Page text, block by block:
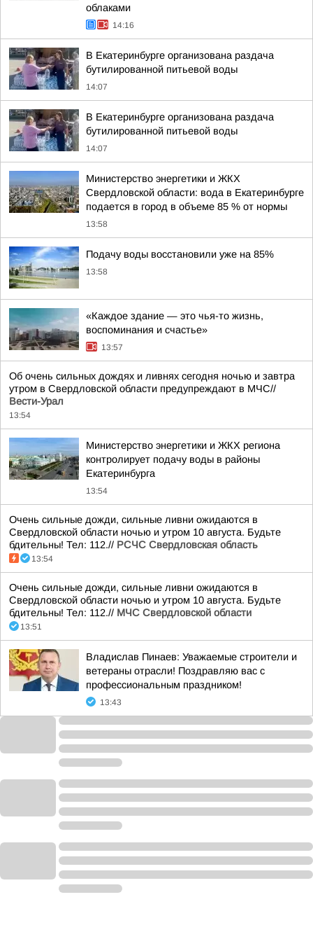
облаками
14:16
В Екатеринбурге организована раздача
бутилированной питьевой воды
14:07
В Екатеринбурге организована раздача
бутилированной питьевой воды
14:07
Министерство энергетики и ЖКХ
Свердловской области: вода в Екатеринбурге
подается в город в объеме 85 % от нормы
13:58
Подачу воды восстановили уже на 85%
13:58
«Каждое здание — это чья-то жизнь,
воспоминания и счастье»
13:57
Об очень сильных дождях и ливнях сегодня ночью и завтра
утром в Свердловской области предупреждают в МЧС//
Вести-Урал
13:54
Министерство энергетики и ЖКХ региона
контролирует подачу воды в районы
Екатеринбурга
13:54
Очень сильные дожди, сильные ливни ожидаются в
Свердловской области ночью и утром 10 августа. Будьте
бдительны! Тел: 112.// РСЧС Свердловская область
13:54
Очень сильные дожди, сильные ливни ожидаются в
Свердловской области ночью и утром 10 августа. Будьте
бдительны! Тел: 112.// МЧС Свердловской области
13:51
Владислав Пинаев: Уважаемые строители и
ветераны отрасли! Поздравляю вас с
профессиональным праздником!
13:43